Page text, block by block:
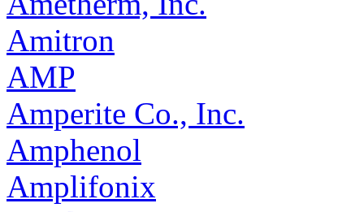
Amitron
AMP
Amperite Co., Inc.
Amphenol
Amplifonix